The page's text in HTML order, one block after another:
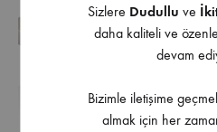
Sizlere Dudullu ve
daha kaliteli ve
devam
Bizimle iletişime
almak için her